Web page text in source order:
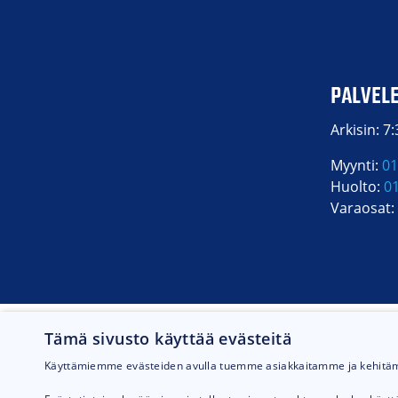
Arkisin:
Myynti:
Huolto:
Varaosat:
Tämä sivusto käyttää evästeitä
Käyttämiemme evästeiden avulla tuemme asiakkaitamme ja